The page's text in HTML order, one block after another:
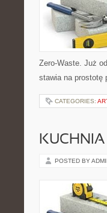
Zero-Waste. Już
stawia na prostotę
CATEGORIES:
POSTED BY